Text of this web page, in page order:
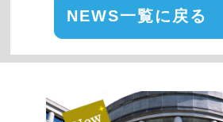
NEWS一覧に戻る